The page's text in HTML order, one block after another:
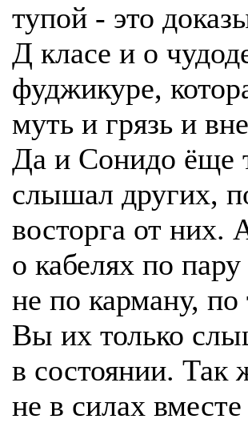
тупой - это
Д класе и о
фуджикуре,
муть и грязь и
Да и Сонидо ёще
слышал других,
восторга от них.
о кабелях по
не по карману,
Вы их только
в состоянии. Так
не в силах